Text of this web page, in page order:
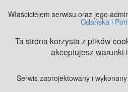
Właścicielem serwisu oraz jego
Gdańska i
Ta strona korzysta z plików
akceptujesz warunki
Serwis zaprojektowany i